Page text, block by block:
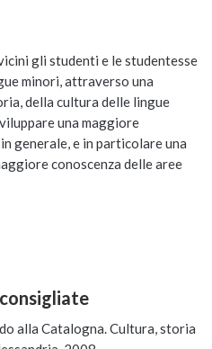
gli studenti e le studentesse
minori, attraverso una
della cultura delle lingue
una maggiore
generale, e in particolare una
conoscenza delle aree
alla Catalogna. Cultura, storia